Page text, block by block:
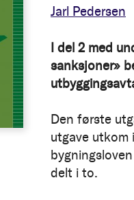
Jarl Pedersen
I del 2 med
sanksjoner»
Den første
utgave utkom
delt i to.